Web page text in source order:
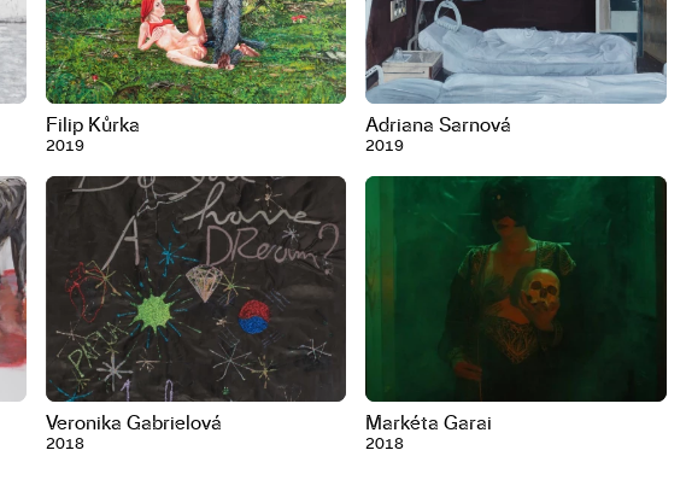
Filip Kůrka
2019
Adriana Sarnová
2019
Veronika Gabrielová
2018
Markéta Garai
2018